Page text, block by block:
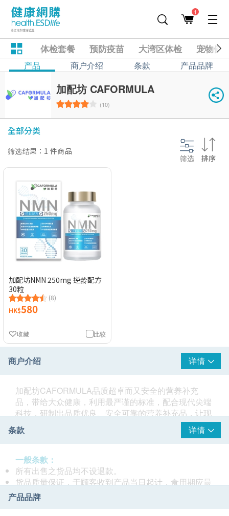
1
体检套餐 预防疫苗 大湾区体检 宠物健
产品 商户介绍 条款 产品品牌
加配坊 CAFORMULA
(10)
全部分类
筛选结果：1 件商品
筛选 排序
加配坊NMN 250mg 逆龄配方
30粒
(8)
HK$580
比较
收藏
商户介绍 详情
加配坊CAFORMULA品质超卓而又安全的营养补充
品，带给大众健康，利用最严谨的标准，配合现代尖端
科技，研制出品质优良、安全可靠的营养补充品，让现
代都市人从根本改善健康。
条款 详情
一般条款：
所有出售之货品均不设退款。
货品质量保证，于顾客收到产品当日起计，食用期应最
少有12个月或以上。
此产品由 AS Healthway International Limited 提供。
产品品牌